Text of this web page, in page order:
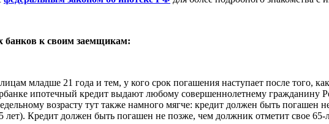
к своим заемщикам:
младше 21 года и тем, у кого срок погашения наступает после того,
ипотечный кредит выдают любому совершеннолетнему
возрасту тут также намного мягче: кредит должен быть погашен
лет). Кредит должен быть погашен не позже, чем должник отметит свое 65-